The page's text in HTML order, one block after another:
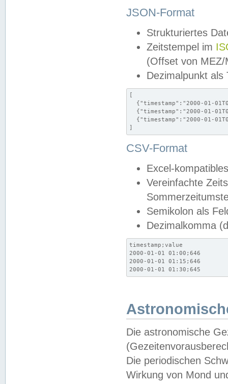
JSON-Format
Strukturiertes
Zeitstempel im
(Offset von MEZ/
Dezimalpunkt als
[
{"timestamp":"2000-01-
{"timestamp":"2000-01-
{"timestamp":"2000-01-
]
CSV-Format
Excel-
Vereinfachte
Semikolon als
Dezimalkomma
timestamp;value
2000-01-01 01:00;646
2000-01-01 01:15;646
2000-01-01 01:30;645
Die astronomische
Die periodischen
Wirkung von Mond